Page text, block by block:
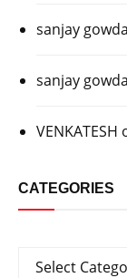
sanjay gowda
sanjay gowda
VENKATESH
CATEGORIES
Categories
Select